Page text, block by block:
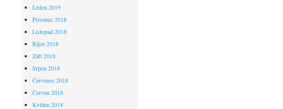
Leden 2019
Prosinec 2018
Listopad 2018
Říjen 2018
Září 2018
Srpen 2018
Červenec 2018
Červen 2018
Květen 2018